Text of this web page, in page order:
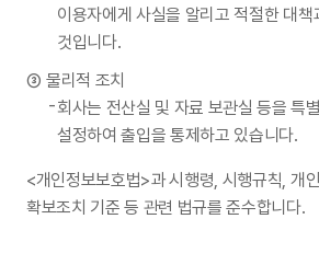
이용자에게 사실을 알리고 적절한 대
것입니다.
물리적 조치
회사는 전산실 및 자료 보관실 등을 특
설정하여 출입을 통제하고 있습니다.
<개인정보보호법>과 시행령, 시행규칙, 개
확보조치 기준 등 관련 법규를 준수합니다.